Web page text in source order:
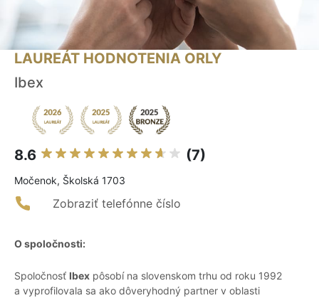
LAUREÁT HODNOTENIA ORLY
Ibex
8.6 (7)
Močenok, Školská 1703
Zobraziť telefónne číslo
O spoločnosti:
Spoločnosť Ibex pôsobí na slovenskom trhu od roku 1992
a vyprofilovala sa ako dôveryhodný partner v oblasti